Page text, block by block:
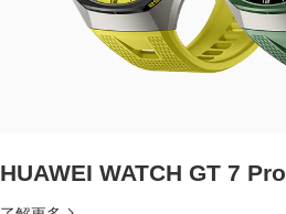
HUAWEI WATCH GT 7 Pro